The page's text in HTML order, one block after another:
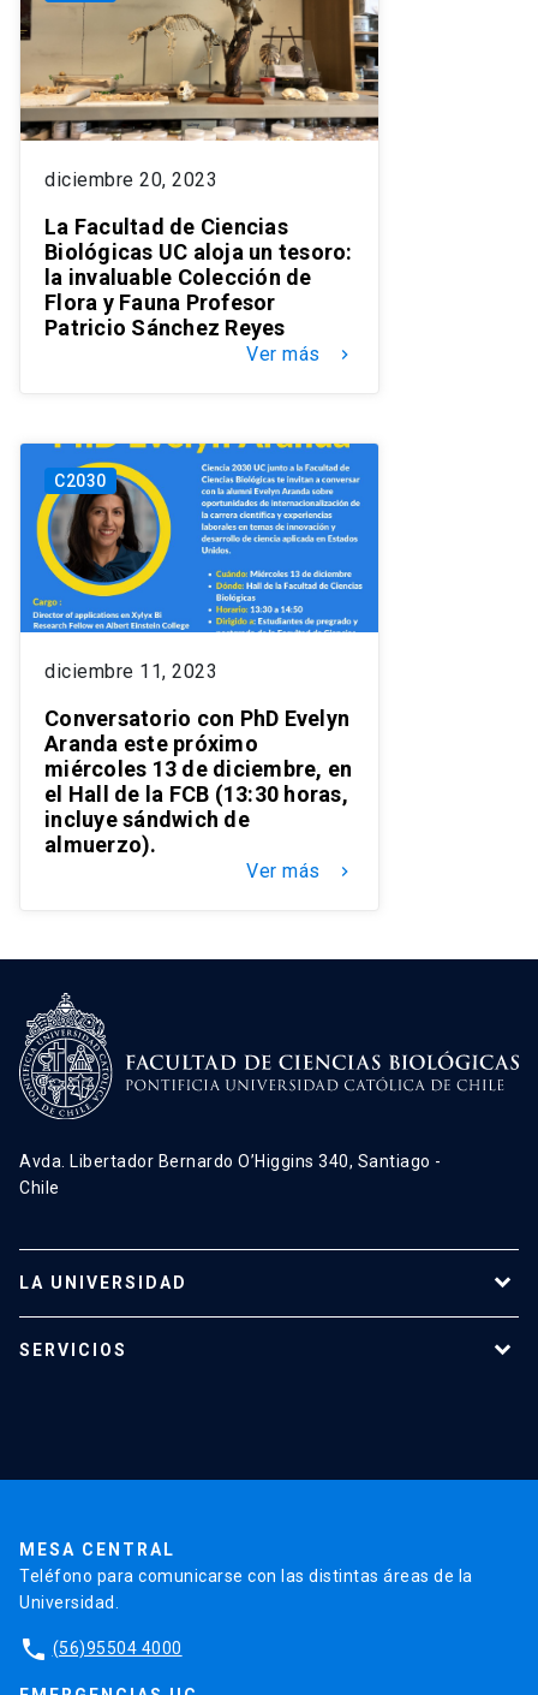
diciembre 20, 2023
La Facultad de Ciencias
Biológicas UC aloja un tesoro:
la invaluable Colección de
Flora y Fauna Profesor
Patricio Sánchez Reyes
Ver más keyboard_arrow_right
C2030
diciembre 11, 2023
Conversatorio con PhD Evelyn
Aranda este próximo
miércoles 13 de diciembre, en
el Hall de la FCB (13:30 horas,
incluye sándwich de
almuerzo).
Ver más keyboard_arrow_right
Avda. Libertador Bernardo O’Higgins 340, Santiago -
Chile
LA UNIVERSIDAD
SERVICIOS
MESA CENTRAL
Teléfono para comunicarse con las distintas áreas de la
Universidad.
phone (56)95504 4000